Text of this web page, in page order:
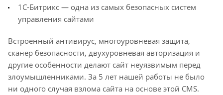
1С-Битрикс — одна из самых безопасных систем
управления сайтами
Встроенный антивирус, многоуровневая защита,
сканер безопасности, двухуровневая авторизация и
другие особенности делают сайт неуязвимым перед
злоумышленниками. За 5 лет нашей работы не было
ни одного случая взлома сайта на основе этой CMS.